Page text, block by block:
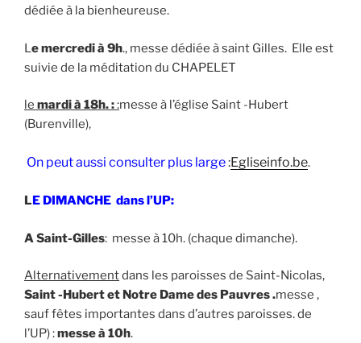
dédiée à la bienheureuse.
Le mercredi à 9h., messe dédiée à saint Gilles. Elle est
suivie de la méditation du CHAPELET
le mardi à 18h. ::messe à l’église Saint -Hubert
(Burenville),
On peut aussi consulter plus large:Egliseinfo.be.
LE DIMANCHE dans l’UP:
A Saint-Gilles: messe à 10h. (chaque dimanche).
Alternativementdans les paroisses de Saint-Nicolas,
Saint -Hubert et Notre Dame des Pauvres .messe ,
sauf fêtes importantes dans d’autres paroisses. de
l’UP) :messe à 10h.